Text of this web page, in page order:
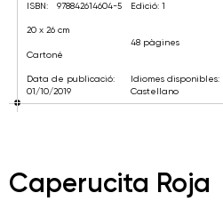
ISBN: 978842614604-5
20 x 26 cm
Cartoné
Data de publicació:
01/10/2019
Edició: 1
48 pàgines
Idiomes disponibles:
Castellano
Caperucita Roja